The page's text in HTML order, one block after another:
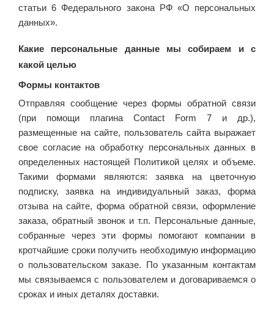
статьи 6 Федерального закона РФ «О персональных
данных».
Какие персональные данные мы собираем и с
какой целью
Формы контактов
Отправляя сообщение через формы обратной связи
(при помощи плагина Contact Form 7 и др.),
размещенные на сайте, пользователь сайта выражает
свое согласие на обработку персональных данных в
определенных настоящей Политикой целях и объеме.
Такими формами являются: заявка на цветочную
подписку, заявка на индивидуальный заказ, форма
отзыва на сайте, форма обратной связи, оформление
заказа, обратный звонок и т.п. Персональные данные,
собранные через эти формы помогают компании в
кротчайшие сроки получить необходимую информацию
о пользовательском заказе. По указанным контактам
мы связываемся с пользователем и договариваемся о
сроках и иных деталях доставки.